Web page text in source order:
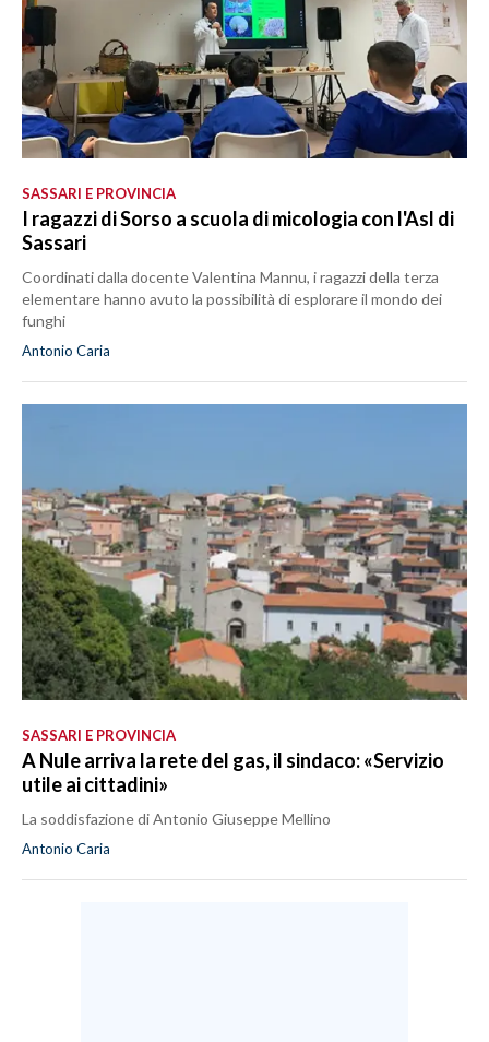
SASSARI E PROVINCIA
I ragazzi di Sorso a scuola di micologia con l'Asl di
Sassari
Coordinati dalla docente Valentina Mannu, i ragazzi della terza
elementare hanno avuto la possibilità di esplorare il mondo dei
funghi
Antonio Caria
SASSARI E PROVINCIA
A Nule arriva la rete del gas, il sindaco: «Servizio
utile ai cittadini»
La soddisfazione di Antonio Giuseppe Mellino
Antonio Caria